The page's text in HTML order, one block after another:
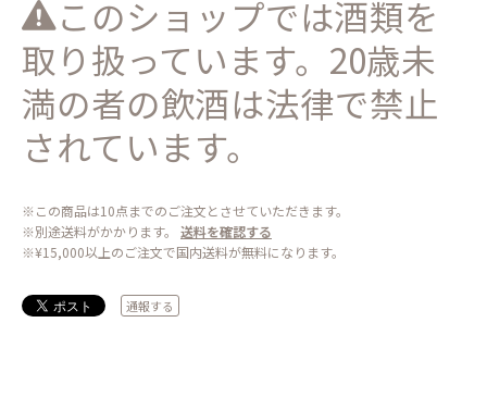
このショップでは酒類を
取り扱っています。20歳未
満の者の飲酒は法律で禁止
されています。
※この商品は10点までのご注文とさせていただきます。
※別途送料がかかります。
送料を確認する
※¥15,000以上のご注文で国内送料が無料になります。
通報する